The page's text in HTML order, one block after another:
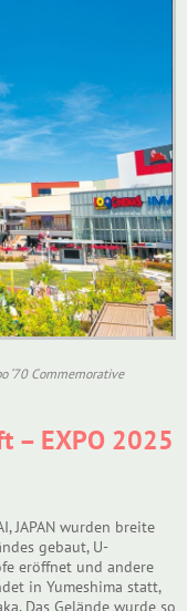
‘70 Commemorative
– EXPO 2025
JAPAN wurden breite
gebaut, U-
eröffnet und andere
in Yumeshima statt,
Das Gelände wurde so